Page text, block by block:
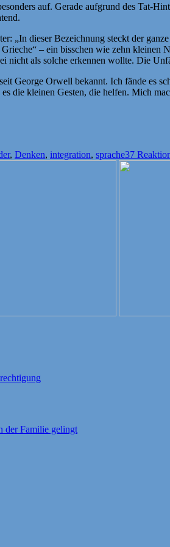
auf. Gerade aufgrund des Tat-
„In dieser Bezeichnung steckt der
– ein bisschen wie zehn
nicht als solche erkennen wollte. Die
George Orwell bekannt. Ich fände es
die kleinen Gesten, die helfen. Mich
, Denken, integration, sprache37